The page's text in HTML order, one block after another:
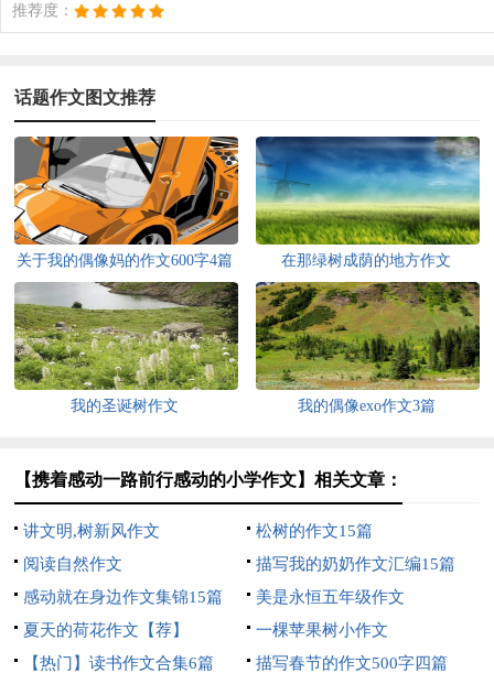
推荐度：
话题作文图文推荐
关于我的偶像妈的作文600字4篇 在那绿树成荫的地方作文
我的圣诞树作文 我的偶像exo作文3篇
【携着感动一路前行感动的小学作文】相关文章：
讲文明,树新风作文
松树的作文15篇
阅读自然作文
描写我的奶奶作文汇编15篇
感动就在身边作文集锦15篇
美是永恒五年级作文
夏天的荷花作文【荐】
一棵苹果树小作文
【热门】读书作文合集6篇
描写春节的作文500字四篇